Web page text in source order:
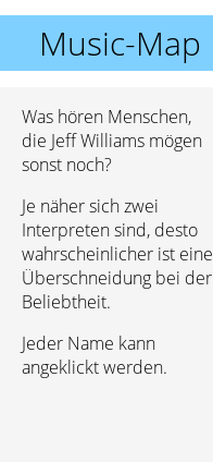
Music-Map
Was hören Menschen,
die Jeff Williams mögen
sonst noch?
Je näher sich zwei
Interpreten sind, desto
wahrscheinlicher ist eine
Überschneidung bei der
Beliebtheit.
Jeder Name kann
angeklickt werden.